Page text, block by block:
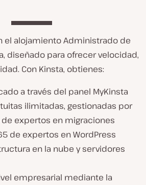
el alojamiento Administrado de
diseñado para ofrecer velocidad,
Con Kinsta, obtienes:
a través del panel MyKinsta
ilimitadas, gestionadas por
expertos en migraciones
de expertos en WordPress
en la nube y servidores
empresarial mediante la